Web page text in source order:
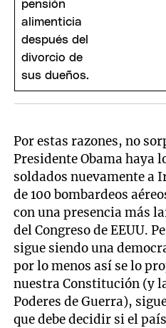
Por estas razones, no
Presidente Obama haya
soldados nuevamente a
de 100 bombardeos
con una presencia más
del Congreso de EEUU.
sigue siendo una
por lo menos así se lo
nuestra Constitución (y
Poderes de Guerra),
que debe decidir si el